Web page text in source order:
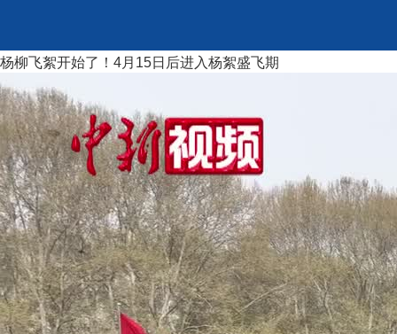
杨柳飞絮开始了！4月15日后进入杨絮盛飞期